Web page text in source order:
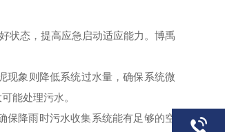
状态，提高应急启动适应能力。博禹
现象则降低系统过水量，确保系统微
能处理污水。
降雨时污水收集系统能有足够的空